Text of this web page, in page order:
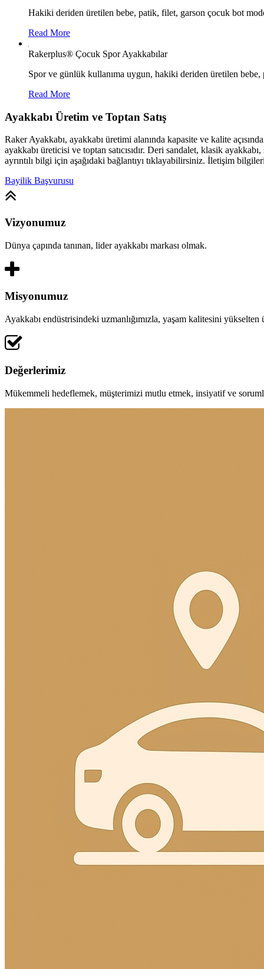
Hakiki deriden üretilen bebe, patik, filet, garson çocuk bot
Read More
Rakerplus® Çocuk Spor Ayakkabılar
Spor ve günlük kullanıma uygun, hakiki deriden üretilen
Read More
Ayakkabı Üretim ve Toptan Satış
Raker Ayakkabı, ayakkabı üretimi alanında kapasite ve kalite
ayakkabı üreticisi ve toptan satıcısıdır. Deri sandalet, klasik
ayrıntılı bilgi için aşağıdaki bağlantıyı tıklayabilirsiniz. İletişim
Bayilik Başvurusu
Vizyonumuz
Dünya çapında tanınan, lider ayakkabı markası olmak.
Misyonumuz
Ayakkabı endüstrisindeki uzmanlığımızla, yaşam kalitesini
Değerlerimiz
Mükemmeli hedeflemek, müşterimizi mutlu etmek, insiyatif ve